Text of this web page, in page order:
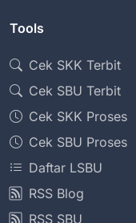
Tools
Cek SKK Terbit
Cek SBU Terbit
Cek SKK Proses
Cek SBU Proses
Daftar LSBU
RSS Blog
RSS SBU